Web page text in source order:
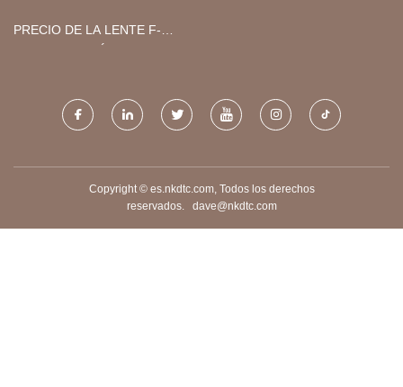
PRECIO DE LA LENTE F-
Copyright © es.nkdtc.com, Todos los derechos
reservados. dave@nkdtc.com